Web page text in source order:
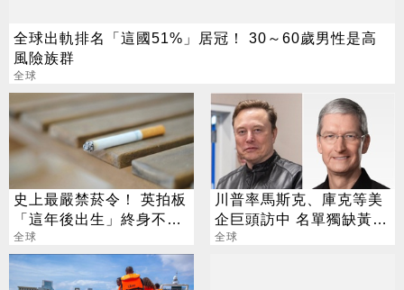
全球出軌排名「這國51%」居冠！ 30～60歲男性是高
風險族群
全球
史上最嚴禁菸令！ 英拍板
「這年後出生」終身不得
買菸
全球
川普率馬斯克、庫克等美
企巨頭訪中 名單獨缺黃仁
勳
全球